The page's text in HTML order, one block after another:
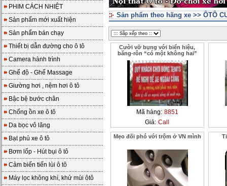
PHIM CÁCH NHIỆT
Sản phẩm mới xuất hiện
Sản phẩm bán chạy
Thiết bị dẫn đường cho ô tô
Camera hành trình
Ghế độ - Ghế Massage
Giường hơi , nệm hơi ô tô
Bậc bệ bước chân
Chống ồn xe ô tô
Da bọc vô lăng
Bạt phủ xe ô tô
Bơm lốp - Hút bụi ô tô
Cảm biến tiến lùi ô tô
Máy lọc không khí, khử mùi ôtô
Sản phẩm theo hãng xe >> ÔTÔ
Cười vỡ bụng với biển hiệu,
băng-rôn “có một không hai”
Mã hàng: 8851
Giá: Call
Mẹo đối phó với trộm ở VN mình